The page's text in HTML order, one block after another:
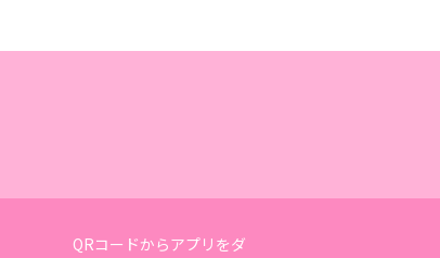
QRコードからアプリをダ